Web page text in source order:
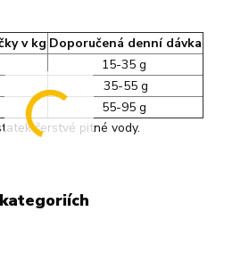
v kg Doporučená denní dávka
15-35 g
35-55 g
55-95 g
čerstvé pitné vody.